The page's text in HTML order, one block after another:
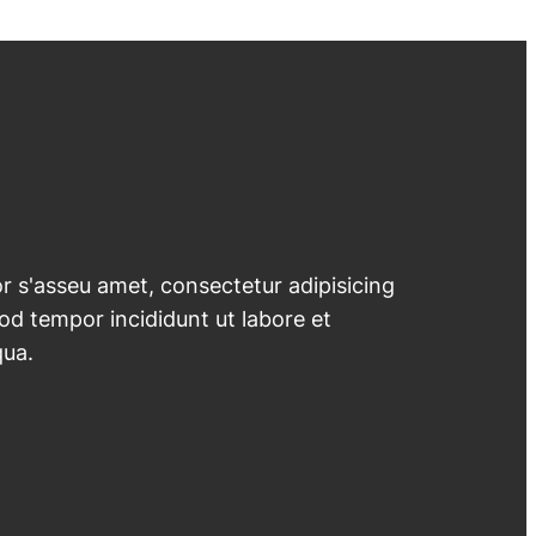
s'asseu amet, consectetur adipisicing
tempor incididunt ut labore et